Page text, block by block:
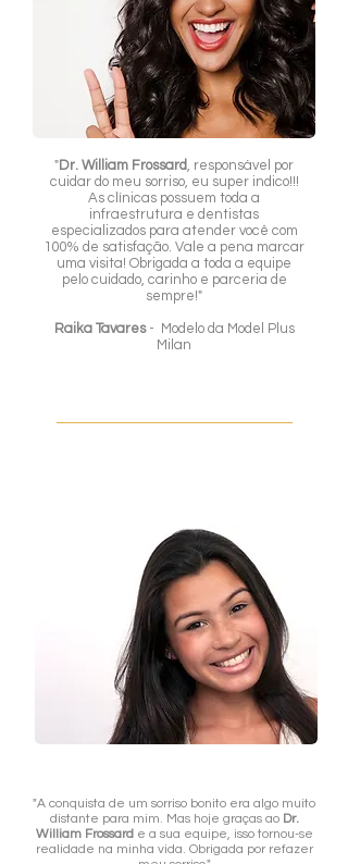
"Dr. William Frossard, responsável por
cuidar do meu sorriso, eu super indico!!!
As clínicas possuem toda a
infraestrutura e dentistas
especializados para atender você com
100% de satisfação. Vale a pena marcar
uma visita! Obrigada a toda a equipe
pelo cuidado, carinho e parceria de
sempre!️"
Raika Tavares- Modelo da Model Plus
Milan
"A conquista de um sorriso bonito era algo muito
distante para mim. Mas hoje graças ao Dr.
William Frossarde a sua equipe, isso tornou-se
realidade na minha vida. Obrigada por refazer